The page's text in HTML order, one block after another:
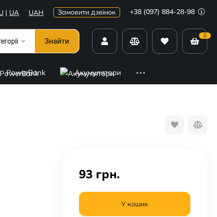
| UA UAH Замовити дзвінок +38 (097) 884-28-98
Знайти
0
PowerBank Акумулятори
93 грн.
У кошик